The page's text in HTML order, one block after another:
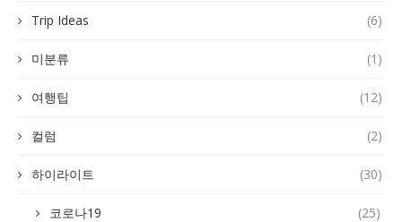
Trip Ideas (6)
미분류 (1)
여행팁 (12)
컬럼 (2)
하이라이트 (30)
코로나19 (25)